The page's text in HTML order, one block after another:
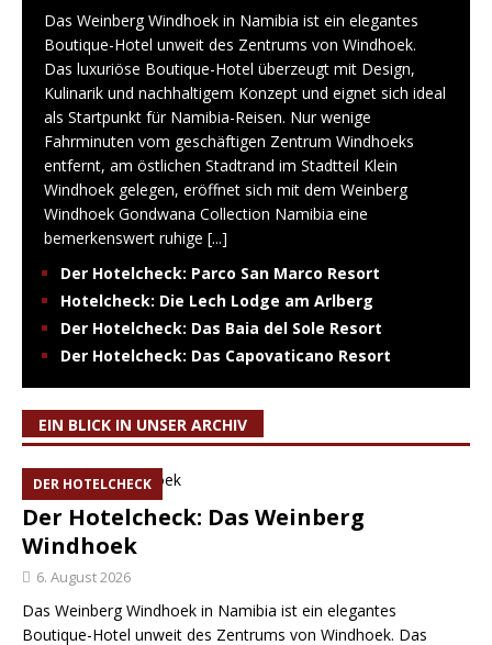
Das Weinberg Windhoek in Namibia ist ein elegantes
Boutique-Hotel unweit des Zentrums von Windhoek.
Das luxuriöse Boutique-Hotel überzeugt mit Design,
Kulinarik und nachhaltigem Konzept und eignet sich ideal
als Startpunkt für Namibia-Reisen. Nur wenige
Fahrminuten vom geschäftigen Zentrum Windhoeks
entfernt, am östlichen Stadtrand im Stadtteil Klein
Windhoek gelegen, eröffnet sich mit dem Weinberg
Windhoek Gondwana Collection Namibia eine
bemerkenswert ruhige [...]
Der Hotelcheck: Parco San Marco Resort
Hotelcheck: Die Lech Lodge am Arlberg
Der Hotelcheck: Das Baia del Sole Resort
Der Hotelcheck: Das Capovaticano Resort
EIN BLICK IN UNSER ARCHIV
DER HOTELCHECK
Der Hotelcheck: Das Weinberg
Windhoek
6. August 2026
Das Weinberg Windhoek in Namibia ist ein elegantes
Boutique-Hotel unweit des Zentrums von Windhoek. Das